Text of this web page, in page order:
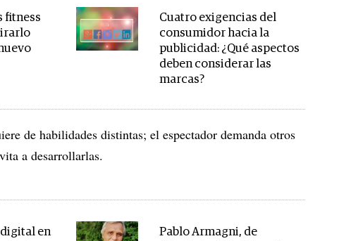
fitness
Cuatro exigencias del
consumidor hacia la
publicidad: ¿Qué aspectos
deben considerar las
marcas?
de habilidades distintas; el espectador demanda otros
a desarrollarlas.
en
Pablo Armagni, de